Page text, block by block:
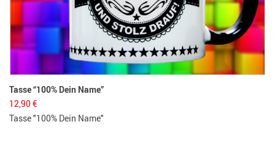
Tasse “100% Dein Name”
12,90€
Tasse "100% Dein Name"